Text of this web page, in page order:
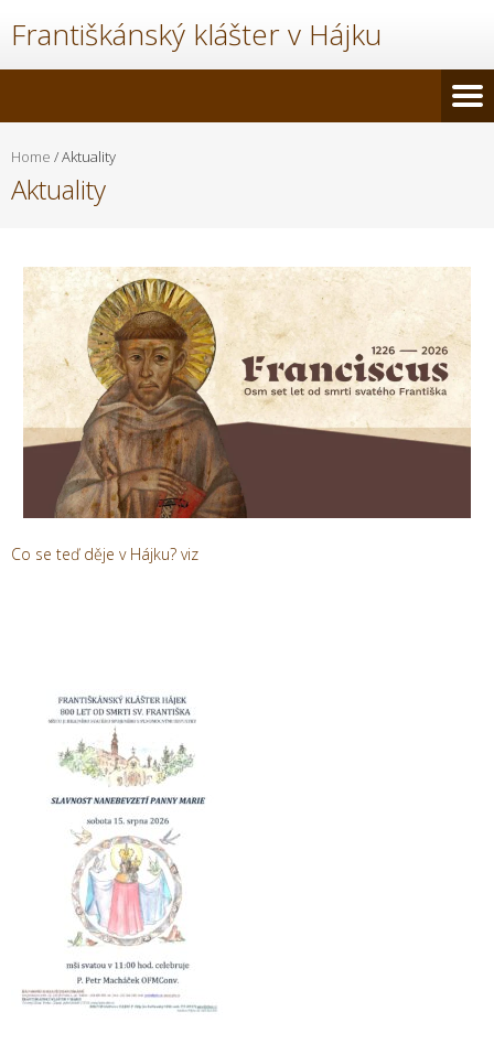
Františkánský klášter v Hájku
Home /Aktuality
Aktuality
Co se teď děje v Hájku? viz